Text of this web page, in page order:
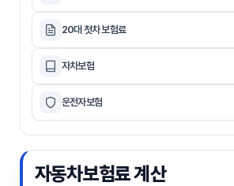
20대 첫차 보험료
자차보험
운전자보험
자동차보험료 계산